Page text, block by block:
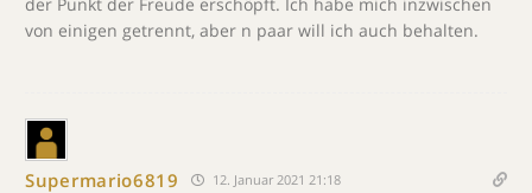
von einigen getrennt, aber n paar will ich auch behalten.
Supermario6819 12. Januar 2021 21:18